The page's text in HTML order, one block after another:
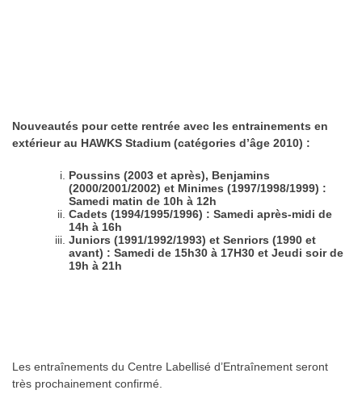
Nouveautés pour cette rentrée avec les entrainements en
extérieur au HAWKS Stadium (catégories d’âge 2010) :
Poussins (2003 et après), Benjamins
(2000/2001/2002) et Minimes (1997/1998/1999) :
Samedi matin de 10h à 12h
Cadets (1994/1995/1996) : Samedi après-midi de
14h à 16h
Juniors (1991/1992/1993) et Senriors (1990 et
avant) : Samedi de 15h30 à 17H30 et Jeudi soir de
19h à 21h
Les entraînements du Centre Labellisé d’Entraînement seront
très prochainement confirmé.